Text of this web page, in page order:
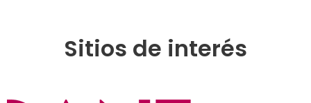
Sitios de interés